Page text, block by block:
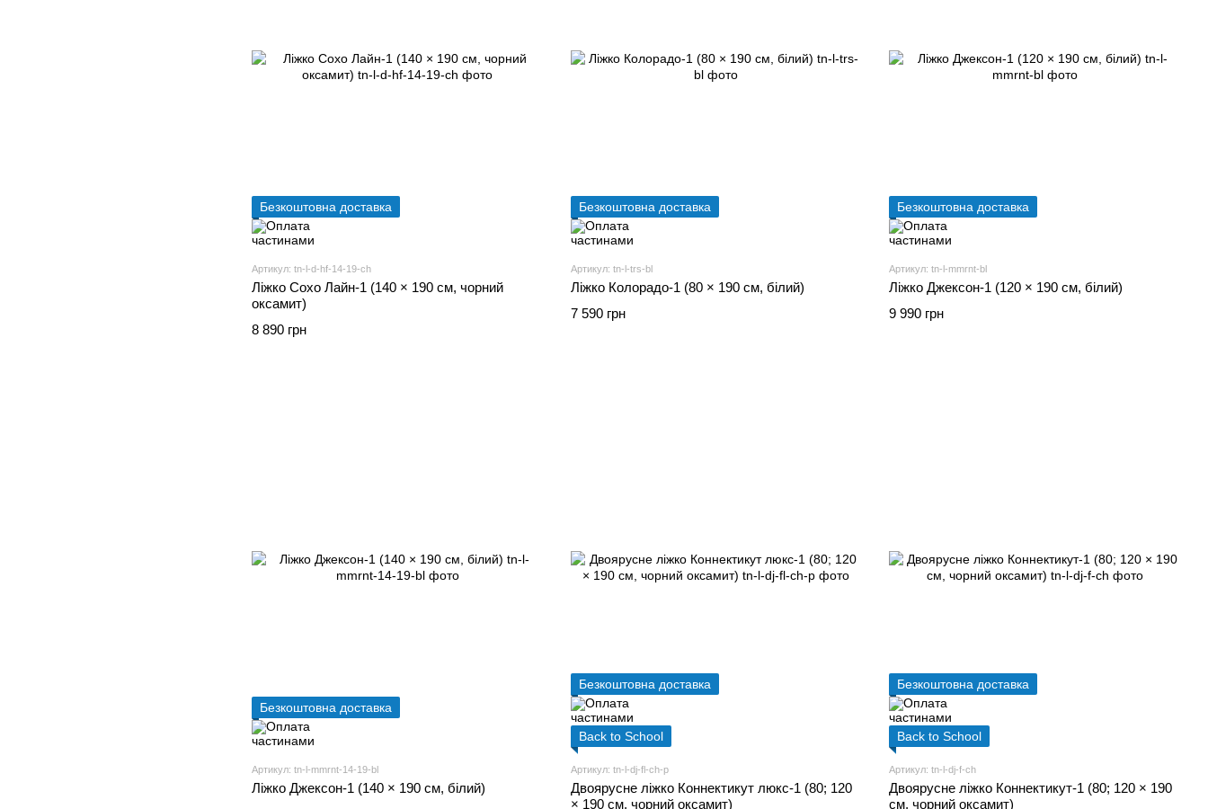
Безкоштовна доставка
Артикул: tn-l-d-hf-14-19-ch
Ліжко Сохо Лайн-1 (140 × 190 см, чорний
оксамит)
8 890 грн
Безкоштовна доставка
Артикул: tn-l-trs-bl
Ліжко Колорадо-1 (80 × 190 см, білий)
7 590 грн
Безкоштовна доставка
Артикул: tn-l-mmrnt-bl
Ліжко Джексон-1 (120 × 190 см, білий)
9 990 грн
Безкоштовна доставка
Артикул: tn-l-mmrnt-14-19-bl
Ліжко Джексон-1 (140 × 190 см, білий)
Безкоштовна доставка
Back to School
Артикул: tn-l-dj-fl-ch-p
Двоярусне ліжко Коннектикут люкс-1 (80; 120
× 190 см, чорний оксамит)
Безкоштовна доставка
Back to School
Артикул: tn-l-dj-f-ch
Двоярусне ліжко Коннектикут-1 (80; 120 × 190
см, чорний оксамит)